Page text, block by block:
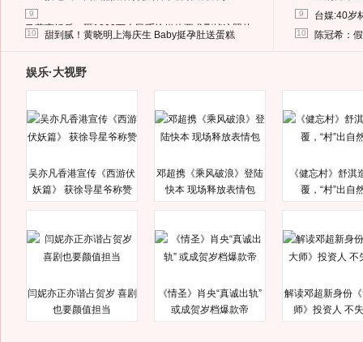
9
马蓉离婚后，砸1000万人民币给媒体要求删掉这照片
10 甜到腻！黄晓明上海庆生 Baby挺孕肚送蛋糕
9 台媒:40岁
10 陈冠希：
娱乐·大视野
吴亦凡香港宣传《西游伏
妖篇》 获徐导星爷称赞
邓超携《乘风破浪》登陆
快本 现场释放表情包
《健忘村》舒淇
覆，“村”出自
闫妮亦正亦谐占贺岁 喜剧
也要颜值担当
《情圣》肖央“真诚出轨”
或成贺岁档爆款帝
解读邓超新身份
师》投资人 不